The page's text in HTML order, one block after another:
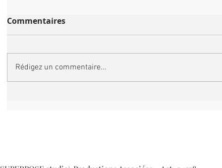
Commentaires
Rédigez un commentaire...